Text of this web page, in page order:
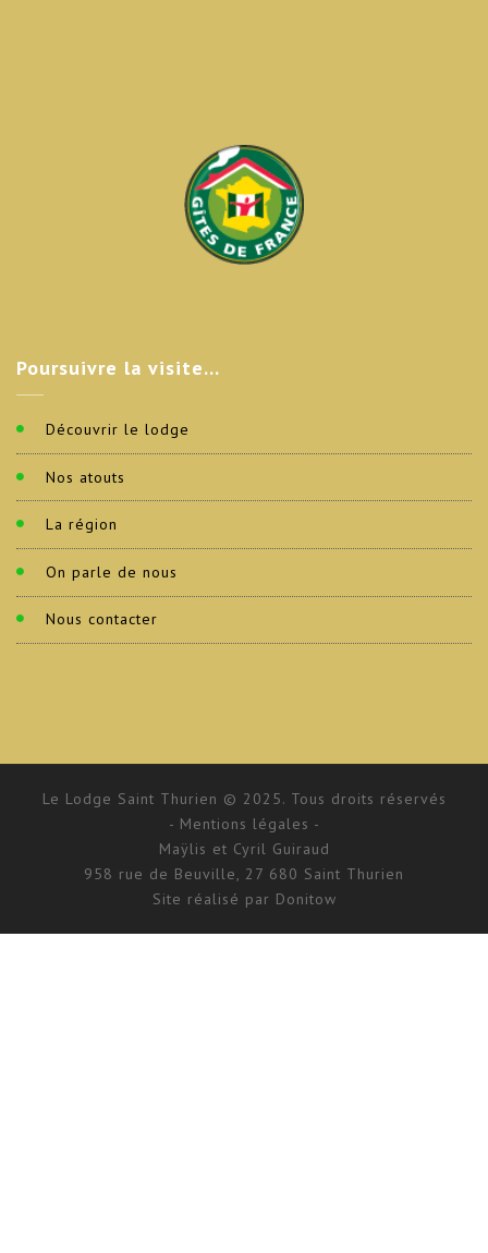
Poursuivre la visite…
Découvrir le lodge
Nos atouts
La région
On parle de nous
Nous contacter
Le Lodge Saint Thurien © 2025. Tous droits réservés
- Mentions légales -
Maÿlis et Cyril Guiraud
958 rue de Beuville, 27 680 Saint Thurien
Site réalisé par Donitow